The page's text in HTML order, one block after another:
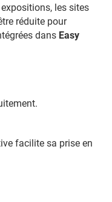
les sites
réduite pour
dans Easy
facilite sa prise en